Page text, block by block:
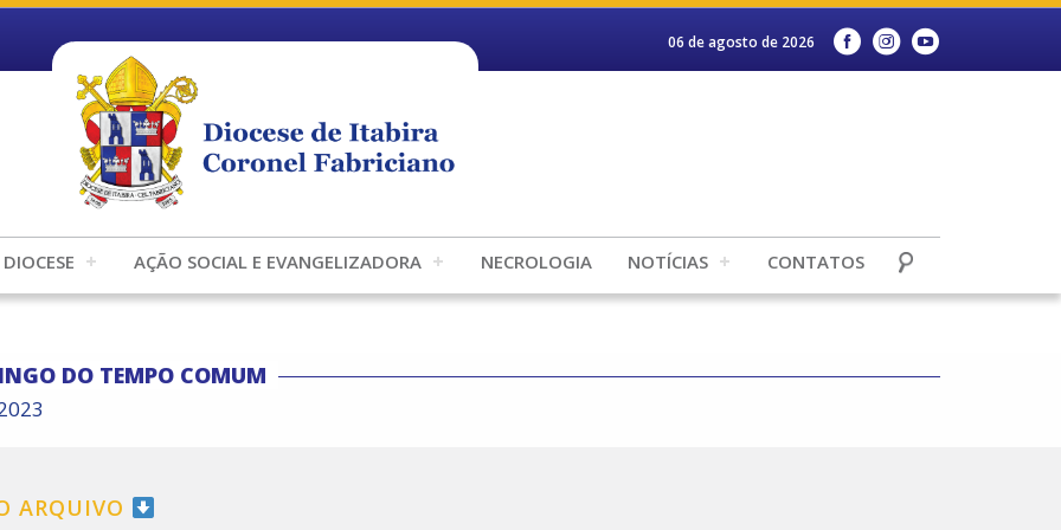
06 de agosto de 2026
DIOCESE AÇÃO SOCIAL E EVANGELIZADORA NECROLOGIA NOTÍCIAS CONTATOS
DO TEMPO COMUM
ARQUIVO